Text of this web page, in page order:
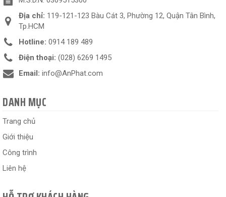
Địa chỉ: 119-121-123 Bàu Cát 3, Phường 12, Quận Tân Bình,
Tp.HCM
Hotline: 0914 189 489
Điện thoại: (028) 6269 1495
Email: info@AnPhat.com
DANH MỤC
Trang chủ
Giới thiệu
Công trình
Liên hệ